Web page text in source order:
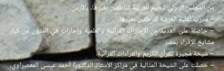
من المجلس الدولي لتعليم العربية للناطقين بغيرها، بالأردن.
– مدرب تعليم العربية للناطقين بغيرها.
– حاصلة على العديد من الإجازات القرآنية والعلمية وإجازات في المتون من كبار
مشايخ الإقراء بمصر.
– شيخة مُجيزة للقرآن الكريم والقراءات القرآنية.
– حصلت على الشيخة المثالية في مراكز الأستاذ الدكتور/ أحمد عيسى المعصراوي،